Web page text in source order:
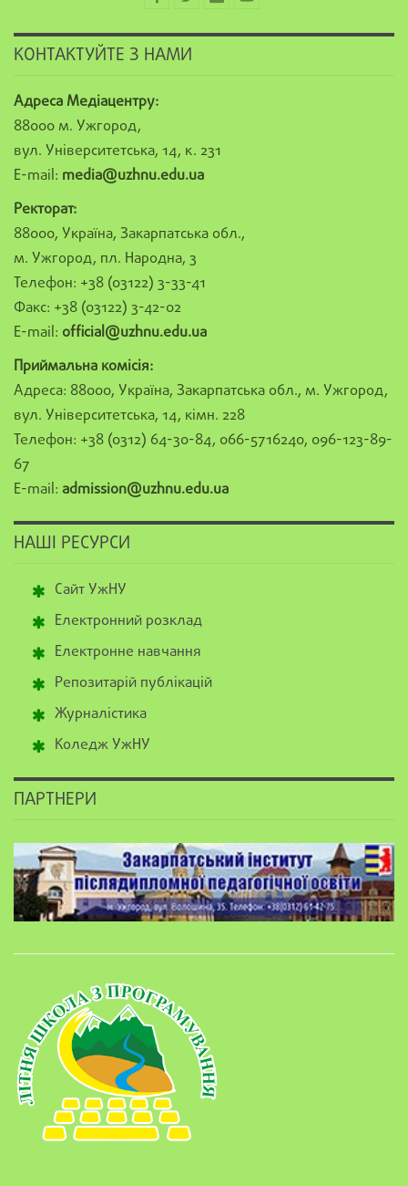
КОНТАКТУЙТЕ З НАМИ
Адреса Медіацентру:
88000 м. Ужгород,
вул. Університетська, 14, к. 231
E-mail: media@uzhnu.edu.ua
Ректорат:
88000, Україна, Закарпатська обл.,
м. Ужгород, пл. Народна, 3
Телефон: +38 (03122) 3-33-41
Факс: +38 (03122) 3-42-02
E-mail: official@uzhnu.edu.ua
Приймальна комісія:
Адреса: 88000, Україна, Закарпатська обл., м. Ужгород,
вул. Університетська, 14, кімн. 228
Телефон: +38 (0312) 64-30-84, 066-5716240, 096-123-89-
67
E-mail: admission@uzhnu.edu.ua
НАШІ РЕСУРСИ
Сайт УжНУ
Електронний розклад
Електронне навчання
Репозитарій публікацій
Журналістика
Коледж УжНУ
ПАРТНЕРИ